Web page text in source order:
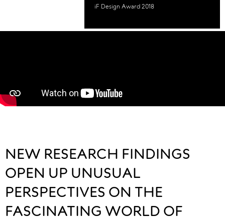
iF Design Award 2018
NEW RESEARCH FINDINGS
OPEN UP UNUSUAL
PERSPECTIVES ON THE
FASCINATING WORLD OF